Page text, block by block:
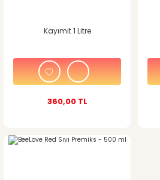
Kayımit 1 Litre
360,00 TL